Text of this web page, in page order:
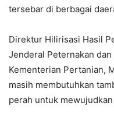
tersebar di berbagai
Direktur Hilirisasi Hasil
Jenderal Peternakan dan
Kementerian Pertanian,
masih membutuhkan
perah untuk